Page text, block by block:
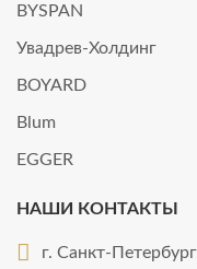
BYSPAN
Увадрев-Холдинг
BOYARD
Blum
EGGER
НАШИ КОНТАКТЫ
г. Санкт-